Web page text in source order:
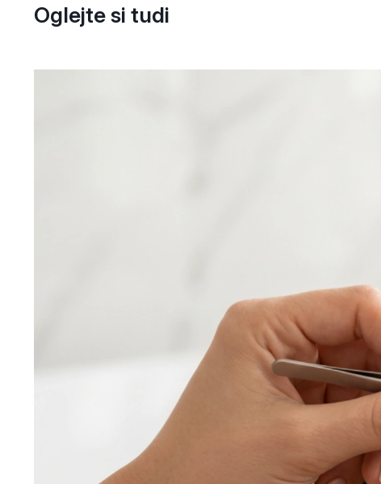
Oglejte si tudi